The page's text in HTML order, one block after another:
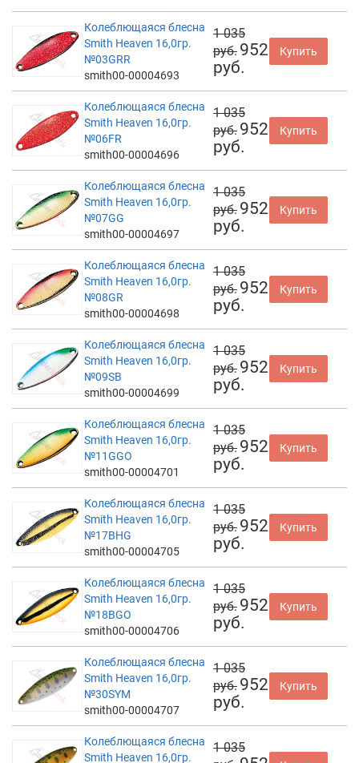
Колеблющаяся блесна
Smith Heaven 16,0гр.
№03GRR
smith00-00004693
1 035
руб. 952
руб.
Купить
Колеблющаяся блесна
Smith Heaven 16,0гр.
№06FR
smith00-00004696
1 035
руб. 952
руб.
Купить
Колеблющаяся блесна
Smith Heaven 16,0гр.
№07GG
smith00-00004697
1 035
руб. 952
руб.
Купить
Колеблющаяся блесна
Smith Heaven 16,0гр.
№08GR
smith00-00004698
1 035
руб. 952
руб.
Купить
Колеблющаяся блесна
Smith Heaven 16,0гр.
№09SB
smith00-00004699
1 035
руб. 952
руб.
Купить
Колеблющаяся блесна
Smith Heaven 16,0гр.
№11GGO
smith00-00004701
1 035
руб. 952
руб.
Купить
Колеблющаяся блесна
Smith Heaven 16,0гр.
№17BHG
smith00-00004705
1 035
руб. 952
руб.
Купить
Колеблющаяся блесна
Smith Heaven 16,0гр.
№18BGO
smith00-00004706
1 035
руб. 952
руб.
Купить
Колеблющаяся блесна
Smith Heaven 16,0гр.
№30SYM
smith00-00004707
1 035
руб. 952
руб.
Купить
Колеблющаяся блесна
Smith Heaven 16,0гр.
1 035